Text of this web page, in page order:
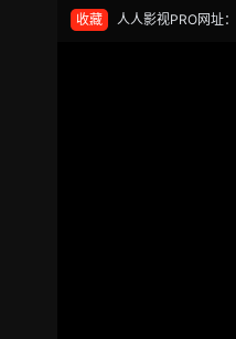
收藏 人人影视PRO网址：